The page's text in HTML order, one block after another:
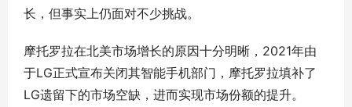
长，但事实上仍面对不少挑战。
摩托罗拉在北美市场增长的原因十分明晰，2021年由
于LG正式宣布关闭其智能手机部门，摩托罗拉填补了
LG遗留下的市场空缺，进而实现市场份额的提升。